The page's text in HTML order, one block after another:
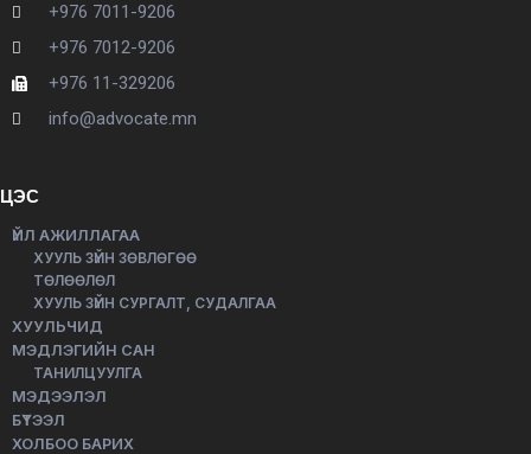
+976 7011-9206
+976 7012-9206
+976 11-329206
info@advocate.mn
ЦЭС
ҮЙЛ АЖИЛЛАГАА
ХУУЛЬ ЗҮЙН ЗӨВЛӨГӨӨ
ТӨЛӨӨЛӨЛ
ХУУЛЬ ЗҮЙН СУРГАЛТ, СУДАЛГАА
ХУУЛЬЧИД
МЭДЛЭГИЙН САН
ТАНИЛЦУУЛГА
МЭДЭЭЛЭЛ
БҮТЭЭЛ
ХОЛБОО БАРИХ